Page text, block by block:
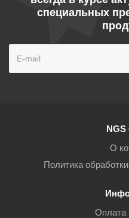
специальных
NGS
О
Политика
Оплата